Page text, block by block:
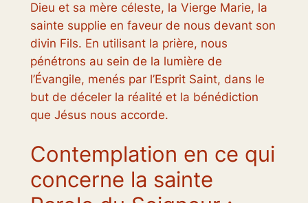
Dieu et sa mère céleste, la Vierge Marie, la
sainte supplie en faveur de nous devant son
divin Fils. En utilisant la prière, nous
pénétrons au sein de la lumière de
l’Évangile, menés par l’Esprit Saint, dans le
but de déceler la réalité et la bénédiction
que Jésus nous accorde.
Contemplation en ce qui
concerne la sainte